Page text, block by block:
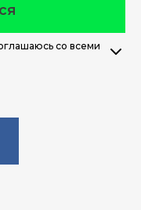
со всеми